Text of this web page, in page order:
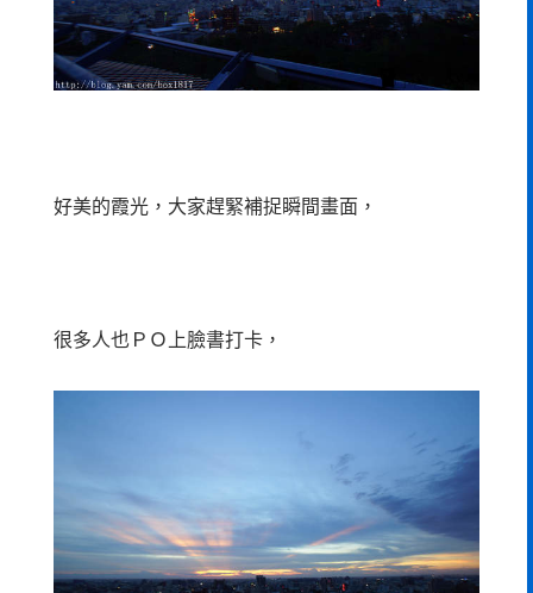
好美的霞光，大家趕緊補捉瞬間畫面，
很多人也ＰＯ上臉書打卡，